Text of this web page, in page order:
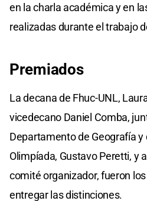
en la charla académica y en
realizadas durante el trabajo
Premiados
La decana de Fhuc-UNL,
vicedecano Daniel Comba,
Departamento de Geografía y
Olimpíada, Gustavo Peretti, y
comité organizador, fueron
entregar las distinciones.